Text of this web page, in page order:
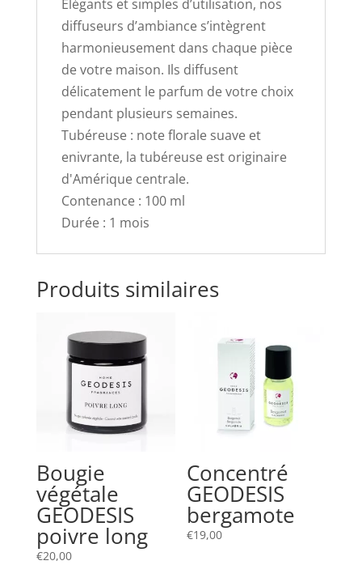
Elégants et simples d’utilisation, nos
diffuseurs d’ambiance s’intègrent
harmonieusement dans chaque pièce
de votre maison. Ils diffusent
délicatement le parfum de votre choix
pendant plusieurs semaines.
Tubéreuse : note florale suave et
enivrante, la tubéreuse est originaire
d'Amérique centrale.
Contenance : 100 ml
Durée : 1 mois
Produits similaires
Bougie
végétale
GEODESIS
poivre long
€20,00
Concentré
GEODESIS
bergamote
€19,00